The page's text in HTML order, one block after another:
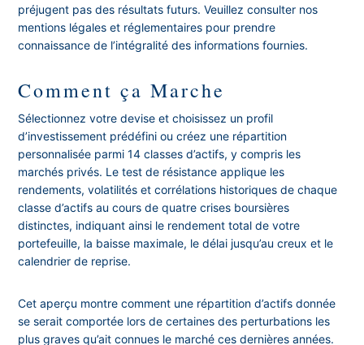
préjugent pas des résultats futurs. Veuillez consulter nos
mentions légales et réglementaires pour prendre
connaissance de l’intégralité des informations fournies.
Comment ça Marche
Sélectionnez votre devise et choisissez un profil
d’investissement prédéfini ou créez une répartition
personnalisée parmi 14 classes d’actifs, y compris les
marchés privés. Le test de résistance applique les
rendements, volatilités et corrélations historiques de chaque
classe d’actifs au cours de quatre crises boursières
distinctes, indiquant ainsi le rendement total de votre
portefeuille, la baisse maximale, le délai jusqu’au creux et le
calendrier de reprise.
Cet aperçu montre comment une répartition d’actifs donnée
se serait comportée lors de certaines des perturbations les
plus graves qu’ait connues le marché ces dernières années.